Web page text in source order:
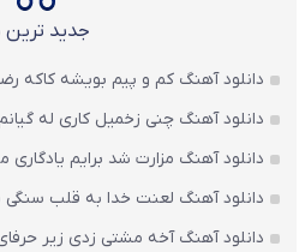
جدید ترین
دانلود آهنگ کم و پیم بویشه کاکه
دانلود آهنگ چنی زخمیل کاری له
دانلود آهنگ مزارت شد برایم یادگاری
دانلود آهنگ لعنت خدا به قلب
دانلود آهنگ آخه مشتی زدی زیر